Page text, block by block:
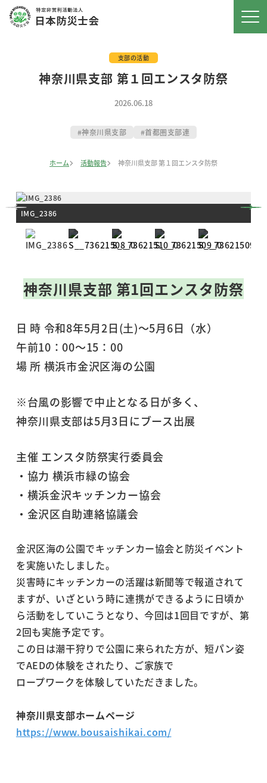
支部の活動
神奈川県支部 第１回エンスタ防祭
2026.06.18
神奈川県支部 首都圏支部連
ホーム 活動報告 神奈川県支部 第１回エンスタ防祭
IMG_2386
神奈川県支部 第1回エンスタ防祭
日 時 令和8年5月2日(土)～5月6日（水）
午前10：00～15：00
場 所 横浜市金沢区海の公園
※台風の影響で中止となる日が多く、
神奈川県支部は5月3日にブース出展
主催 エンスタ防祭実行委員会
・協力 横浜市緑の協会
・横浜金沢キッチンカー協会
・金沢区自助連絡協議会
金沢区海の公園でキッチンカー協会と防災イベント
を実施いたしました。
災害時にキッチンカーの活躍は新聞等で報道されて
ますが、いざという時に連携ができるように日頃か
ら活動をしていこうとなり、今回は1回目ですが、第
2回も実施予定です。
この日は潮干狩りで公園に来られた方が、短パン姿
でAEDの体験をされたり、ご家族で
ロープワークを体験していただきました。
神奈川県支部ホームページ
https://www.bousaishikai.com/